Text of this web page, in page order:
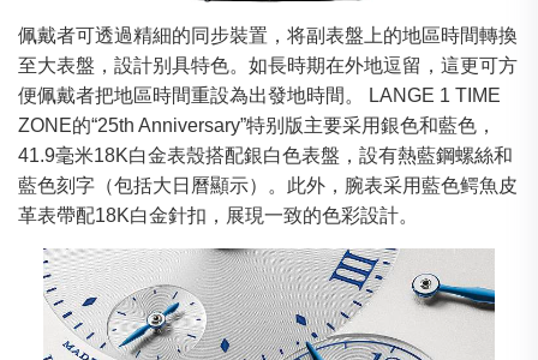
佩戴者可透過精細的同步裝置，将副表盤上的地區時間轉換
至大表盤，設計别具特色。如長時期在外地逗留，這更可方
便佩戴者把地區時間重設為出發地時間。 LANGE 1 TIME
ZONE的“25th Anniversary”特别版主要采用銀色和藍色，
41.9毫米18K白金表殼搭配銀白色表盤，設有熱藍鋼螺絲和
藍色刻字（包括大日曆顯示）。此外，腕表采用藍色鳄魚皮
革表帶配18K白金針扣，展現一致的色彩設計。